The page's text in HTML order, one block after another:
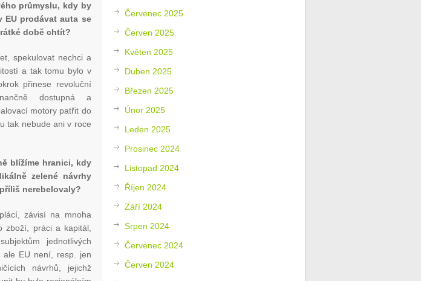
průmyslu, kdy by
EU prodávat auta se
době chtít?
spekulovat nechci a
a tak tomu bylo v
přinese revoluční
dostupná a
motory patřit do
tak nebude ani v roce
blížíme hranici, kdy
zelené návrhy
nerebelovaly?
závisí na mnoha
zboží, práci a kapitál,
jednotlivých
ale EU není, resp. jen
návrhů, jejichž
Červenec 2025
Červen 2025
Květen 2025
Duben 2025
Březen 2025
Únor 2025
Leden 2025
Prosinec 2024
Listopad 2024
Říjen 2024
Září 2024
Srpen 2024
Červenec 2024
Červen 2024